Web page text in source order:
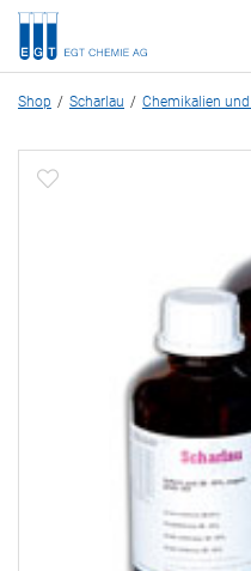
Shop Scharlau Chemikalien